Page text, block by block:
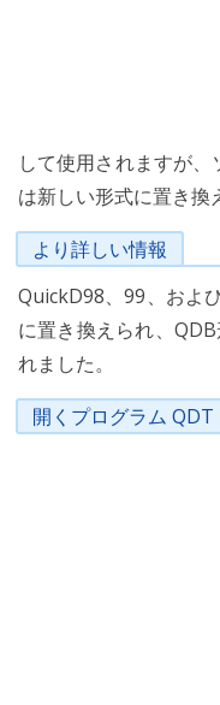
して使用されますが
は新しい形式に置き換
より詳しい情報
QuickD98、99、およ
に置き換えられ、
れました。
開くプログラム QDT